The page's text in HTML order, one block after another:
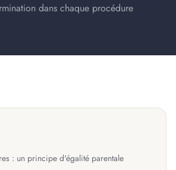
dans chaque procédure
: un principe d'égalité parentale